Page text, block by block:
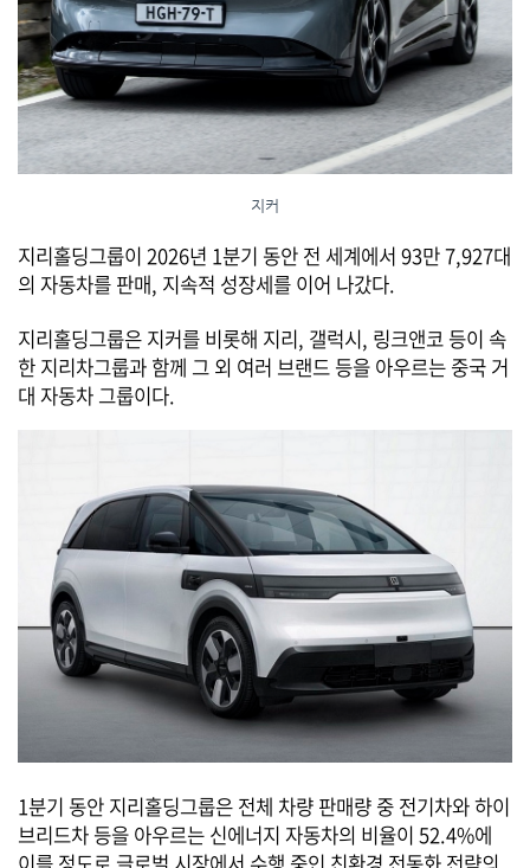
지커
지리홀딩그룹이 2026년 1분기 동안 전 세계에서 93만 7,927대
의 자동차를 판매, 지속적 성장세를 이어 나갔다.
지리홀딩그룹은 지커를 비롯해 지리, 갤럭시, 링크앤코 등이 속
한 지리차그룹과 함께 그 외 여러 브랜드 등을 아우르는 중국 거
대 자동차 그룹이다.
1분기 동안 지리홀딩그룹은 전체 차량 판매량 중 전기차와 하이
브리드차 등을 아우르는 신에너지 자동차의 비율이 52.4%에